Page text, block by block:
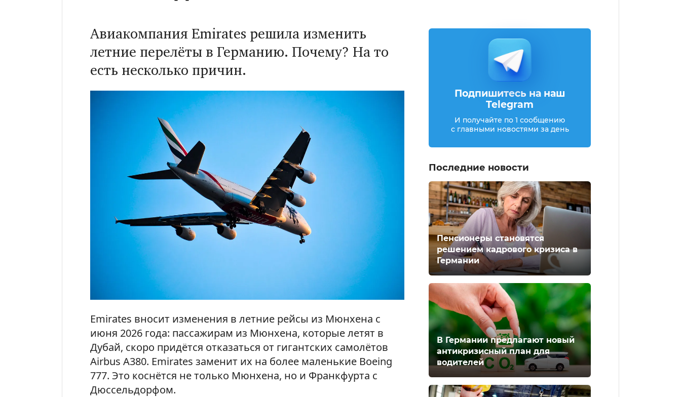
Авиакомпания Emirates решила изменить
летние перелёты в Германию. Почему? На то
есть несколько причин.
Emirates вносит изменения в летние рейсы из Мюнхена с
июня 2026 года: пассажирам из Мюнхена, которые летят в
Дубай, скоро придётся отказаться от гигантских самолётов
Airbus A380. Emirates заменит их на более маленькие Boeing
777. Это коснётся не только Мюнхена, но и Франкфурта с
Дюссельдорфом.
Подпишитесь на наш
Telegram
И получайте по 1 сообщению
с главными новостями за день
Последние новости
Пенсионеры становятся
решением кадрового кризиса в
Германии
В Германии предлагают новый
антикризисный план для
водителей